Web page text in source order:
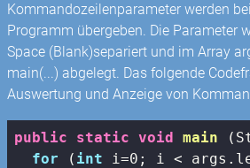
Kommandozeilenparameter werden
Programm übergeben. Die Parameter
Space (Blank)separiert und im Array
main(...) abgelegt. Das folgende
Auswertung und Anzeige von
public static void main
for ( int i=0 ; i <